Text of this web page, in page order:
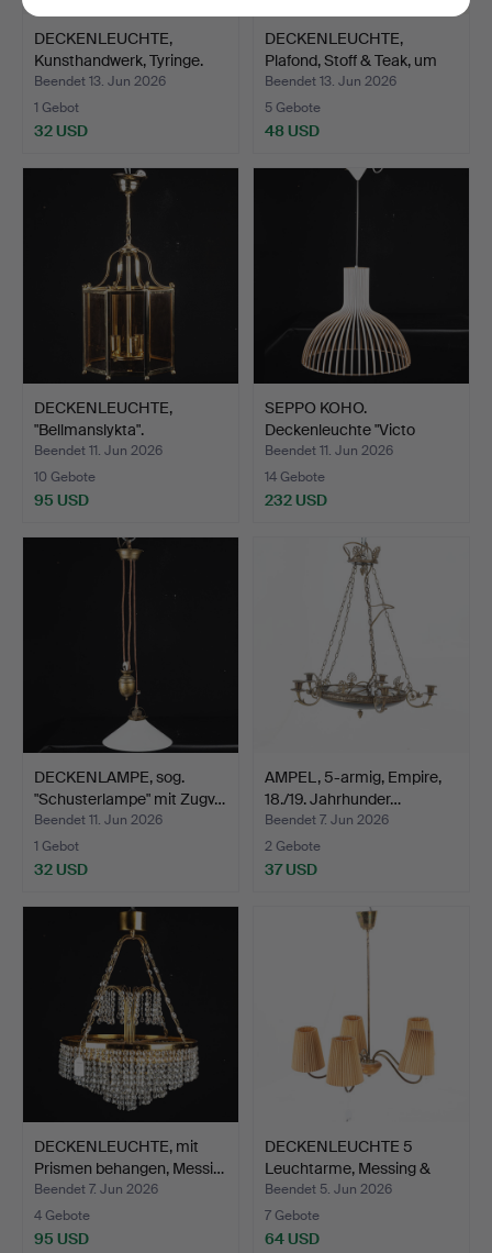
DECKENLEUCHTE,
Kunsthandwerk, Tyringe.
Beendet 13. Jun 2026
1 Gebot
32 USD
DECKENLEUCHTE,
Plafond, Stoff & Teak, um
d…
Beendet 13. Jun 2026
5 Gebote
48 USD
DECKENLEUCHTE,
"Bellmanslykta".
Beendet 11. Jun 2026
10 Gebote
95 USD
SEPPO KOHO.
Deckenleuchte "Victo
4250", Se…
Beendet 11. Jun 2026
14 Gebote
232 USD
DECKENLAMPE, sog.
"Schusterlampe" mit Zugv…
Beendet 11. Jun 2026
1 Gebot
32 USD
AMPEL, 5-armig, Empire,
18./19. Jahrhunder…
Beendet 7. Jun 2026
2 Gebote
37 USD
DECKENLEUCHTE, mit
Prismen behangen, Messi…
Beendet 7. Jun 2026
4 Gebote
95 USD
DECKENLEUCHTE 5
Leuchtarme, Messing &
Holz…
Beendet 5. Jun 2026
7 Gebote
64 USD